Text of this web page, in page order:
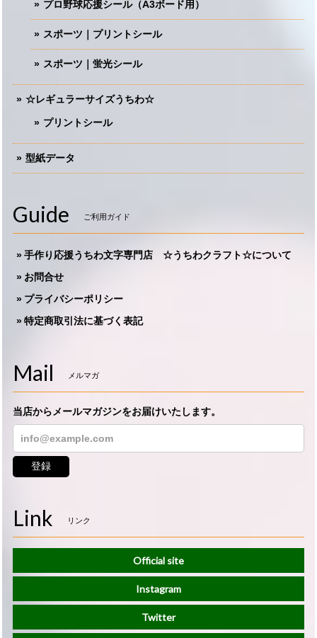
プロ野球応援シール（A3ボード用）
スポーツ｜プリントシール
スポーツ｜蛍光シール
☆レギュラーサイズうちわ☆
プリントシール
型紙データ
Guide ご利用ガイド
手作り応援うちわ文字専門店 ☆うちわクラフト☆について
お問合せ
プライバシーポリシー
特定商取引法に基づく表記
Mail メルマガ
当店からメールマガジンをお届けいたします。
登録
Link リンク
Official site
Instagram
Twitter